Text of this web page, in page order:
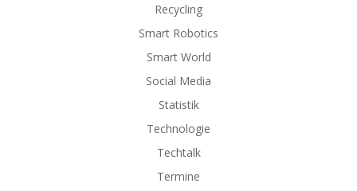
Recycling
Smart Robotics
Smart World
Social Media
Statistik
Technologie
Techtalk
Termine